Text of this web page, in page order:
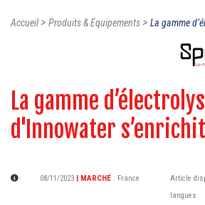
Accueil> Produits & Equipements> La gamme
La gamme
d'Innowater s’enrichit
08/11/2023 | MARCHÉ : France Article
langues